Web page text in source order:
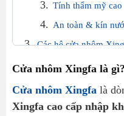
Tính thẩm mỹ cao
An toàn & kín
Các hệ cửa nhôm
🔹 Cửa nhôm
🔹 Cửa nhôm
🔹 Cửa nhôm
Cửa nhôm Xingfa là gì?
Cửa nhôm Xingfa là
Xingfa cao cấp nhập